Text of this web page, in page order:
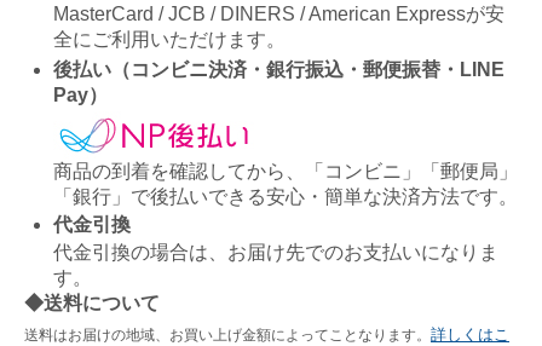
MasterCard / JCB / DINERS / American Expressが安
全にご利用いただけます。
後払い（コンビニ決済・銀行振込・郵便振替・LINE
Pay）
商品の到着を確認してから、「コンビニ」「郵便局」
「銀行」で後払いできる安心・簡単な決済方法です。
代金引換
代金引換の場合は、お届け先でのお支払いになりま
す。
◆送料について
送料はお届けの地域、お買い上げ金額によってことなります。 詳しくはこ